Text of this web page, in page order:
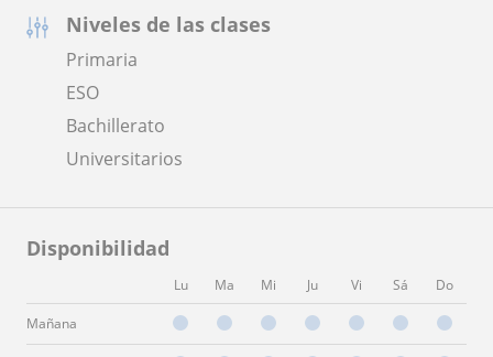
Niveles de las clases
Primaria
ESO
Bachillerato
Universitarios
Disponibilidad
Lu Ma Mi Ju Vi Sá Do
Mañana